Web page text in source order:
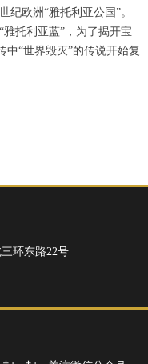
纪欧洲“雅托利亚公国”。
托利亚蓝”，为了揭开宝
“世界毁灭”的传说开始复
环东路22号